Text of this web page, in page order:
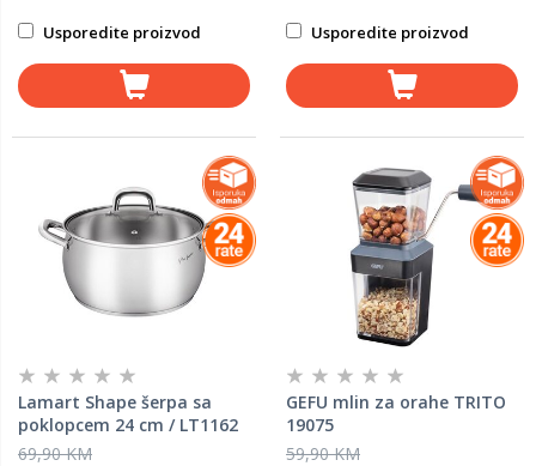
Usporedite proizvod Usporedite proizvod
Lamart Shape šerpa sa
poklopcem 24 cm / LT1162
69,90 KM
GEFU mlin za orahe TRITO
19075
59,90 KM